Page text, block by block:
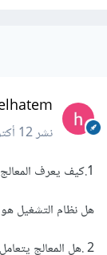
نشر12 أكتوبر 2024
1.كيف يعرف المعالج انه يوجد برنامج في الكاتش او الرام يحتاج لمعالجة
هل نظام التشغيل
2 .هل المعالج